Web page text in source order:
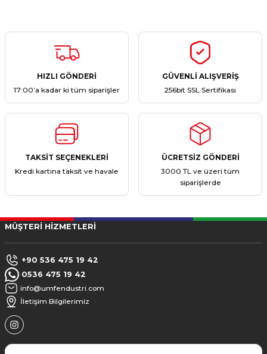
Yorum Yaz
Ürün hakkında henüz soru sorulmamış.
HIZLI GÖNDERİ
17:00’a kadar ki tüm siparişler
GÜVENLİ ALIŞVERİŞ
256bit SSL Sertifikası
TAKSİT SEÇENEKLERİ
Kredi kartına taksit ve havale
ÜCRETSİZ GÖNDERİ
3000 TL ve üzeri tüm
siparişlerde
MÜŞTERİ HİZMETLERİ
+90 536 475 19 42
0536 475 19 42
info@umfendustri.com
İletişim Bilgilerimiz